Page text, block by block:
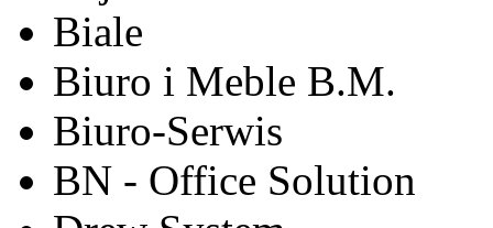
Biale
Biuro i Meble B.M.
Biuro-Serwis
BN - Office Solution